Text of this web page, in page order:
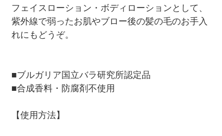
フェイスローション・ボディローションとして、
紫外線で弱ったお肌やブロー後の髪の毛のお手入
れにもどうぞ。
■ブルガリア国立バラ研究所認定品
■合成香料・防腐剤不使用
【使用方法】